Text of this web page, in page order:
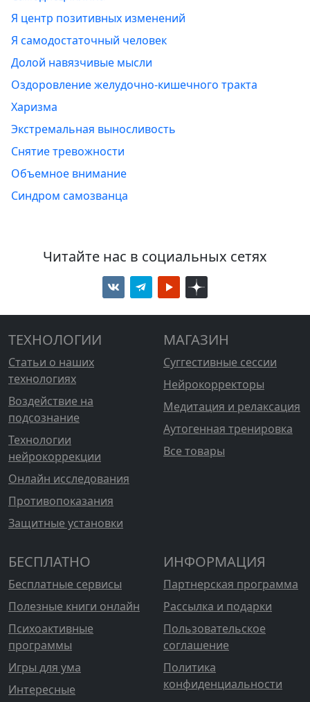
Я центр позитивных изменений
Я самодостаточный человек
Долой навязчивые мысли
Оздоровление желудочно-кишечного тракта
Харизма
Экстремальная выносливость
Снятие тревожности
Объемное внимание
Синдром самозванца
Читайте нас в социальных сетях
ТЕХНОЛОГИИ
Статьи о наших
технологиях
Воздействие на
подсознание
Технологии
нейрокоррекции
Онлайн исследования
Противопоказания
Защитные установки
МАГАЗИН
Суггестивные сессии
Нейрокорректоры
Медитация и релаксация
Аутогенная тренировка
Все товары
БЕСПЛАТНО
Бесплатные сервисы
Полезные книги онлайн
Психоактивные
программы
Игры для ума
Интересные
ИНФОРМАЦИЯ
Партнерская программа
Рассылка и подарки
Пользовательское
соглашение
Политика
конфиденциальности